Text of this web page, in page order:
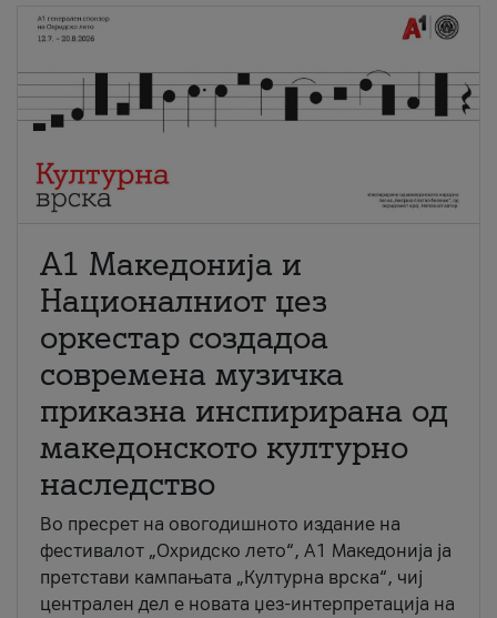
А1 Македонија и
Националниот џез
оркестар создадоа
современа музичка
приказна инспирирана од
македонското културно
наследство
Во пресрет на овогодишното издание на
фестивалот „Охридско лето“, А1 Македонија ја
претстави кампањата „Културна врска“, чиј
централен дел е новата џез-интерпретација на